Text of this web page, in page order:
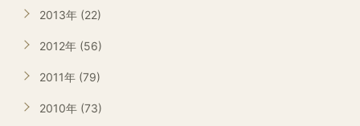
2013年 (22)
2012年 (56)
2011年 (79)
2010年 (73)